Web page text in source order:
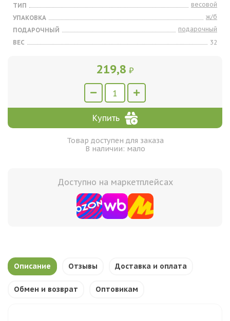
ТИП
весовой
УПАКОВКА
ж/б
ПОДАРОЧНЫЙ
подарочный
ВЕС
32
219,8 ₽
Купить
Товар доступен для заказа
В наличии: мало
Доступно на маркетплейсах
Описание Отзывы Доставка и оплата
Обмен и возврат Оптовикам